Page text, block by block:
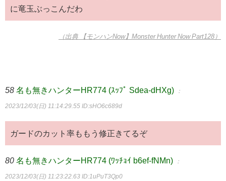
に竜玉ぶっこんだわ
（出典 【モンハンNow】Monster Hunter Now Part128）
58 名も無きハンターHR774 (ｽｯﾌﾟ Sdea-dHXg) ：
2023/12/03(日) 11:14:29.55 ID:sHO6c689d
ガードのカット率ももう修正きてるぞ
80 名も無きハンターHR774 (ﾜｯﾁｮｲ b6ef-fNMn) ：
2023/12/03(日) 11:23:22.63 ID:1uPuT3Qp0